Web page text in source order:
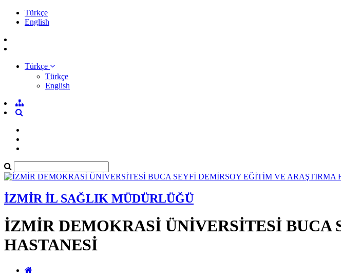
Türkçe
English
Türkçe
Türkçe
English
İZMİR İL SAĞLIK MÜDÜRLÜĞÜ
İZMİR DEMOKRASİ ÜNİVERSİTESİ
HASTANESİ